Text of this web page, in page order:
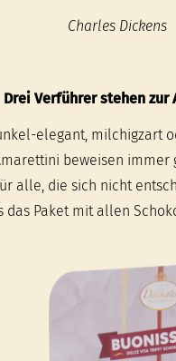
Charles Dickens
Drei Verführer stehen zur
elegant, milchigzart
beweisen immer
alle, die sich nicht
das Paket mit allen